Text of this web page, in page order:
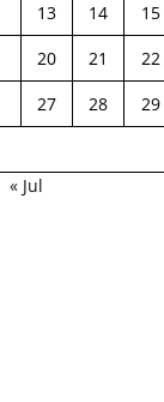
13 14 15
20 21 22
27 28 29
« Jul